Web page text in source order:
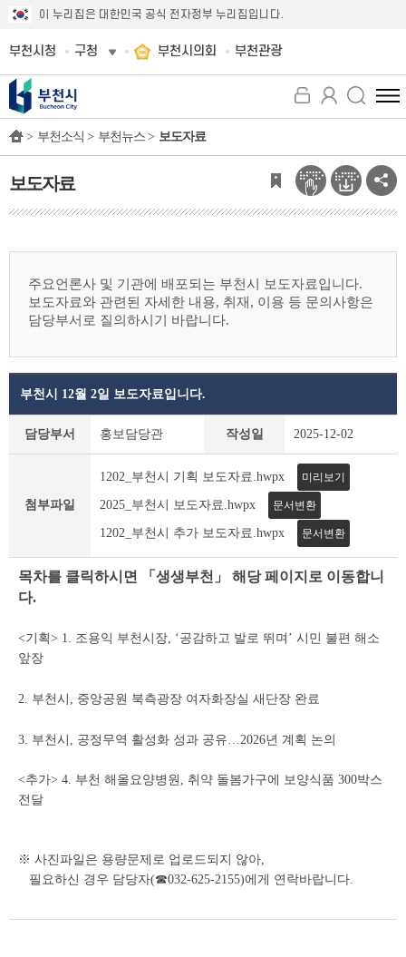
이 누리집은 대한민국 공식 전자정부 누리집입니다.
부천시청 구청 부천시의회 부천관광
전
체
뉴
보
기
> 부천소식 > 부천뉴스 > 보도자료
보도자료
주요언론사 및 기관에 배포되는 부천시 보도자료입니다.
보도자료와 관련된 자세한 내용, 취재, 이용 등 문의사항은
담당부서로 질의하시기 바랍니다.
테
부천시 12월 2일 보도자료입니다.
담당부서 홍보담당관 작성일 2025-12-02
첨부파일
1202_부천시 기획 보도자료.hwpx 미리보기
2025_부천시 보도자료.hwpx 문서변환
1202_부천시 추가 보도자료.hwpx 문서변환
목차를 클릭하시면 「생생부천」 해당 페이지로 이동합니
다.
<기획> 1. 조용익 부천시장, ‘공감하고 발로 뛰며’ 시민 불편 해소
앞장
2. 부천시, 중앙공원 북측광장 여자화장실 새단장 완료
3. 부천시, 공정무역 활성화 성과 공유…2026년 계획 논의
<추가> 4. 부천 해올요양병원, 취약 돌봄가구에 보양식품 300박스
전달
※ 사진파일은 용량문제로 업로드되지 않아,
필요하신 경우 담당자(☎032-625-2155)에게 연락바랍니다.